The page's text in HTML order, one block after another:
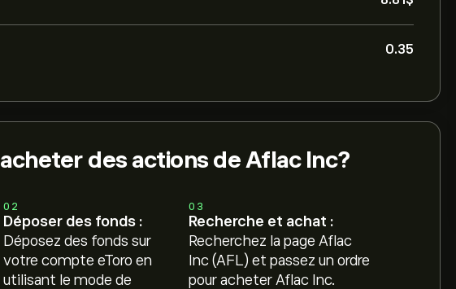
0.35
acheter des actions de Aflac Inc?
02
Déposer des fonds :
Déposez des fonds sur
votre compte eToro en
utilisant le mode de
03
Recherche et achat :
Recherchez la page Aflac
Inc (AFL) et passez un ordre
pour acheter Aflac Inc.